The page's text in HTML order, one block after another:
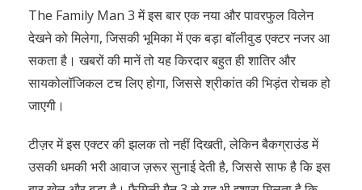
The Family Man 3 में इस बार एक नया और पावरफुल विलेन
देखने को मिलेगा, जिसकी भूमिका में एक बड़ा बॉलीवुड एक्टर नजर आ
सकता है। खबरों की मानें तो यह किरदार बहुत ही शातिर और
सायकोलॉजिकल टच लिए होगा, जिससे श्रीकांत की भिड़ंत रोचक हो
जाएगी।
टीज़र में इस एक्टर की झलक तो नहीं दिखती, लेकिन बैकग्राउंड में
उसकी धमकी भरी आवाज ज़रूर सुनाई देती है, जिससे साफ है कि इस